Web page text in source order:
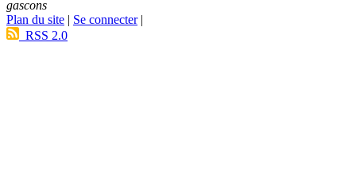
gascons
Plan du site | Se connecter|
RSS 2.0